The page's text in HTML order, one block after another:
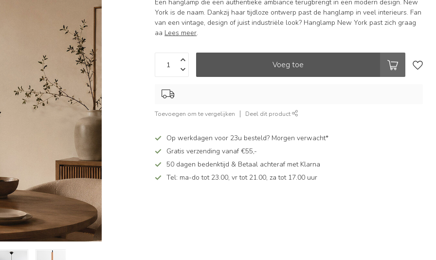
Een hanglamp die een authentieke ambiance terugbrengt in een modern design. New
York is de naam. Dankzij haar tijdloze ontwerp past de hanglamp in veel interieurs. Fan
van een vintage, design of juist industriële look? Hanglamp New York past zich graag
aa Lees meer.
Voeg toe
Toevoegen om te vergelijken Deel dit product
Op werkdagen voor 23u besteld? Morgen verwacht*
Gratis verzending vanaf €55,-
50 dagen bedenktijd & Betaal achteraf met Klarna
Tel: ma-do tot 23.00, vr tot 21.00, za tot 17.00 uur